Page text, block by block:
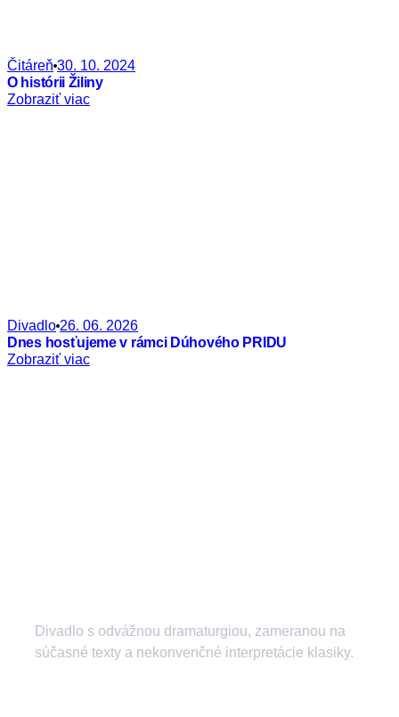
Čitáreň 30. 10. 2024
O histórii Žiliny
Zobraziť viac
Divadlo 26. 06. 2026
Dnes hosťujeme v rámci Dúhového PRIDU
Zobraziť viac
Divadlo s odvážnou dramaturgiou, zameranou na
súčasné texty a nekonvenčné interpretácie klasiky.